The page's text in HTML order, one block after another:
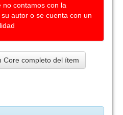
no contamos con la
autor o se cuenta con un
Core completo del ítem